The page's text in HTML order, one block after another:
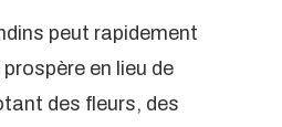
peut rapidement
en lieu de
des fleurs, des